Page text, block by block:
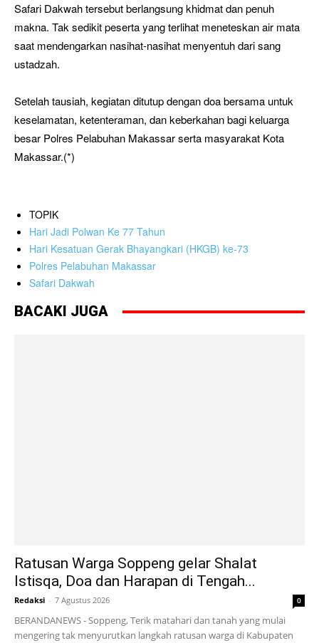
Safari Dakwah tersebut berlangsung khidmat dan penuh
makna. Tak sedikit peserta yang terlihat meneteskan air mata
saat mendengarkan nasihat-nasihat menyentuh dari sang
ustadzah.
Setelah tausiah, kegiatan ditutup dengan doa bersama untuk
keselamatan, ketenteraman, dan keberkahan bagi keluarga
besar Polres Pelabuhan Makassar serta masyarakat Kota
Makassar.(*)
TOPIK
Hari Jadi Polwan Ke 77 Tahun
Hari Kesatuan Gerak Bhayangkari (HKGB) ke-73
Polres Pelabuhan Makassar
Safari Dakwah
BACAKI JUGA
Ratusan Warga Soppeng gelar Shalat
Istisqa, Doa dan Harapan di Tengah...
Redaksi - 7 Agustus 2026 0
BERANDANEWS - Soppeng, Terik matahari dan tanah yang mulai
mengering tak menyurutkan langkah ratusan warga di Kabupaten